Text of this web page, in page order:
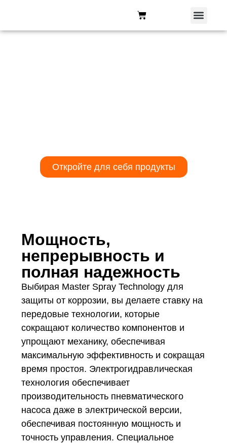
Откройте для себя продукты
Мощность,
непрерывность и
полная надежность
Выбирая Master Spray Technology для
защиты от коррозии, вы делаете ставку на
передовые технологии, которые
сокращают количество компонентов и
упрощают механику, обеспечивая
максимальную эффективность и сокращая
время простоя. Электрогидравлическая
технология обеспечивает
производительность пневматического
насоса даже в электрической версии,
обеспечивая постоянную мощность и
точность управления. Специальное